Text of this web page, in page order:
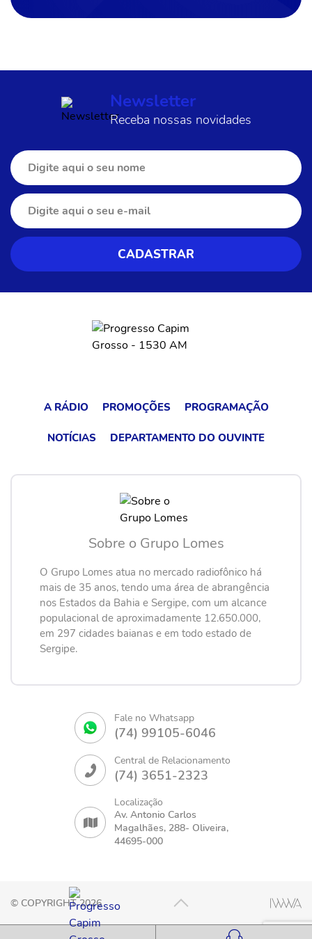
Newsletter
Receba nossas novidades
A RÁDIO PROMOÇÕES PROGRAMAÇÃO
NOTÍCIAS DEPARTAMENTO DO OUVINTE
Sobre o Grupo Lomes
O Grupo Lomes atua no mercado radiofônico há
mais de 35 anos, tendo uma área de abrangência
nos Estados da Bahia e Sergipe, com um alcance
populacional de aproximadamente 12.650.000,
em 297 cidades baianas e em todo estado de
Sergipe.
Fale no Whatsapp
(74) 99105-6046
Central de Relacionamento
(74) 3651-2323
Localização
Av. Antonio Carlos
Magalhães, 288- Oliveira,
44695-000
© COPYRIGHT 2026